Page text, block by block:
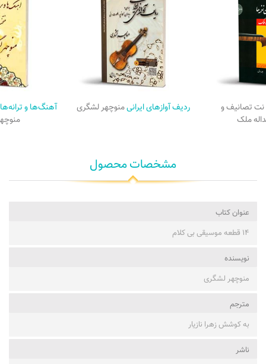
نت تصانیف و
ملک
ردیف آوازهای ایرانیمنوچهر لشگری
آهنگ‌ها و
مشخصات محصول
عنوان کتاب
۱۴ قطعه موسیقی بی کلام
نویسنده
منوچهر لشگری
مترجم
به کوشش زهرا نازیار
ناشر